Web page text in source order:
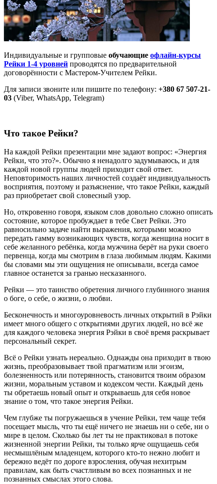
Индивидуальные и групповые обучающие офлайн-курсы
Рейки 1-4 уровней проводятся по предварительной
договорённости с Мастером-Учителем Рейки.
Для записи звоните или пишите по телефону: +380 67 507-21-
03 (Viber, WhatsApp, Telegram)
Что такое Рейки?
На каждой Рейки презентации мне задают вопрос: «Энергия
Рейки, что это?». Обычно я ненадолго задумываюсь, и для
каждой новой группы людей приходит свой ответ.
Неповторимость наших личностей создаёт индивидуальность
восприятия, поэтому и разъяснение, что такое Рейки, каждый
раз приобретает свой словесный узор.
Но, откровенно говоря, языком слов довольно сложно описать
состояние, которое пробуждает в тебе Свет Рейки. Это
равносильно задаче найти выражения, которыми можно
передать гамму возникающих чувств, когда женщина носит в
себе желанного ребёнка, когда мужчина берёт на руки своего
первенца, когда мы смотрим в глаза любимым людям. Какими
бы словами мы эти ощущения не описывали, всегда самое
главное останется за гранью несказанного.
Рейки — это таинство обретения личного глубинного знания
о боге, о себе, о жизни, о любви.
Бесконечность и многоуровневость личных открытий в Рэйки
имеет много общего с открытиями других людей, но всё же
для каждого человека энергия Рэйки в своё время раскрывает
персональный секрет.
Всё о Рейки узнать нереально. Однажды она приходит в твою
жизнь, преобразовывает твой прагматизм или эгоизм,
болезненность или потерянность, становится твоим образом
жизни, моральным уставом и кодексом чести. Каждый день
ты обретаешь новый опыт и открываешь для себя новое
знание о том, что такое энергия Рейки.
Чем глубже ты погружаешься в учение Рейки, тем чаще тебя
посещает мысль, что ты ещё ничего не знаешь ни о себе, ни о
мире в целом. Сколько бы лет ты не практиковал в потоке
жизненной энергии Рейки, ты только ярче ощущаешь себя
несмышлёным младенцем, которого кто-то нежно любит и
бережно ведёт по дороге взросления, обучая нехитрым
правилам, как быть счастливым во всех познанных и не
познанных смыслах этого слова.